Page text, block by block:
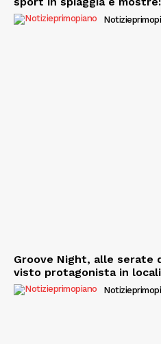
Groove Night, alle serate
visto protagonista in